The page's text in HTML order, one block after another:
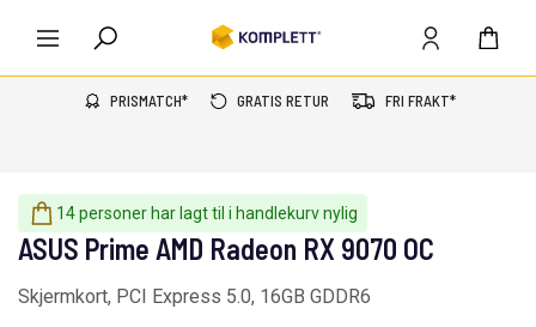
PRISMATCH* GRATIS RETUR FRI FRAKT*
14 personer har lagt til i handlekurv nylig
ASUS Prime AMD Radeon RX 9070 OC
Skjermkort, PCI Express 5.0, 16GB GDDR6